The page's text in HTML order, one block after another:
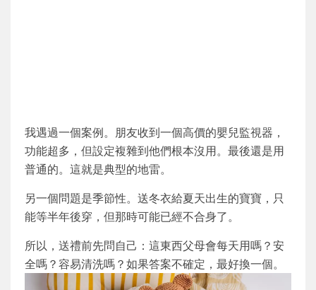
我遇過一個案例。朋友收到一個高價的嬰兒監視器，
功能超多，但設定複雜到他們根本沒用。最後還是用
普通的。這就是典型的地雷。
另一個問題是季節性。送冬衣給夏天出生的寶寶，只
能等半年後穿，但那時可能已經不合身了。
所以，送禮前先問自己：這東西父母會每天用嗎？安
全嗎？容易清洗嗎？如果答案不確定，最好換一個。